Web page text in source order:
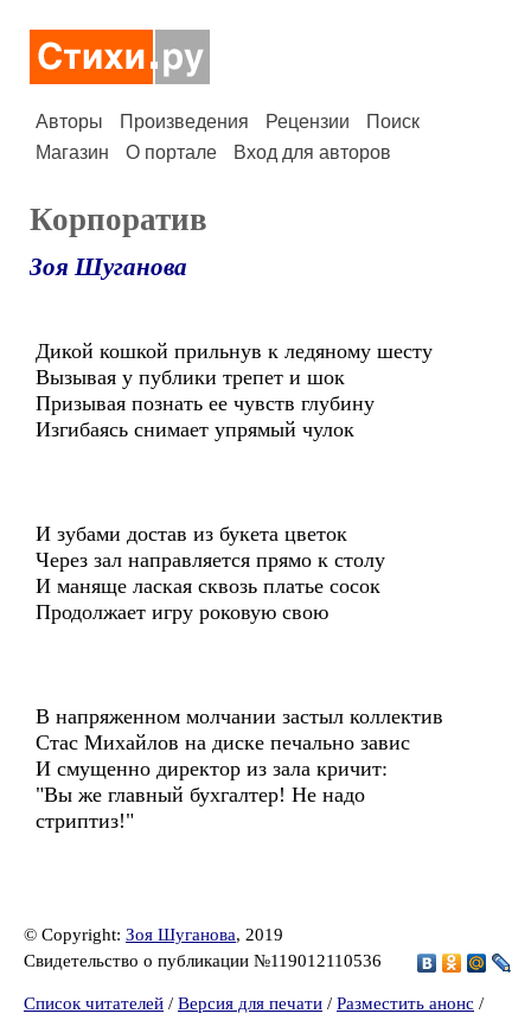
Авторы Произведения Рецензии
Поиск
Магазин
О портале Вход для авторов
Корпоратив
Зоя Шуганова
Дикой кошкой прильнув к ледяному шесту
Вызывая у публики трепет и шок
Призывая познать ее чувств глубину
Изгибаясь снимает упрямый чулок
И зубами достав из букета цветок
Через зал направляется прямо к столу
И маняще лаская сквозь платье сосок
Продолжает игру роковую свою
В напряженном молчании застыл коллектив
Стас Михайлов на диске печально завис
И смущенно директор из зала кричит:
"Вы же главный бухгалтер! Не надо
стриптиз!"
© Copyright: Зоя Шуганова, 2019
Свидетельство о публикации №119012110536
Список читателей / Версия для печати / Разместить анонс /